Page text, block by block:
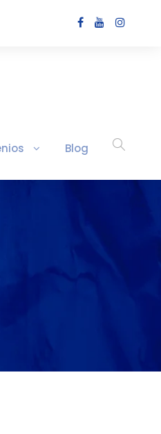
Blog